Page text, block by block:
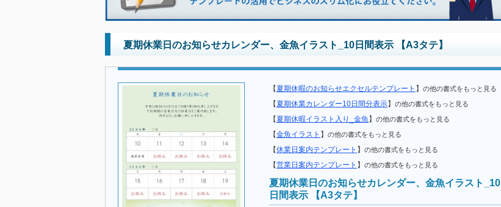
夏期休業日のお知らせカレンダー、金魚イラスト_10日間表示 【A3タテ】
【夏期休暇のお知らせエクセルテンプレート 】 の他の書式をもっと見る
【夏期休業カレンダー10日間分表示】 の他の書式をもっと見る
【夏期休暇イラスト入り_金魚 】 の他の書式をもっと見る
【金魚イラスト 】 の他の書式をもっと見る
【休業日案内テンプレート 】 の他の書式をもっと見る
【営業日案内テンプレート 】 の他の書式をもっと見る
夏期休業日のお知らせカレンダー、金魚イラスト_10
日間表示 【A3タテ】